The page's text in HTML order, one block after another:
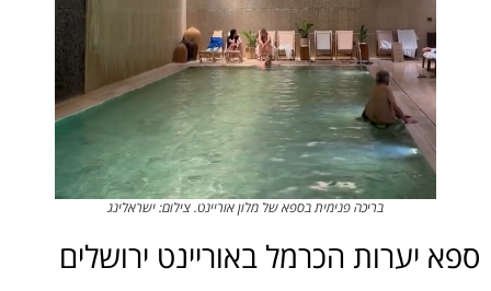
בריכה פנימית בספא של מלון אוריינט. צילום: ישראלינג
ספא יערות הכרמל באוריינט ירושלים